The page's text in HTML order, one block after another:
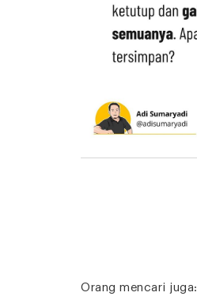
Orang mencari juga: